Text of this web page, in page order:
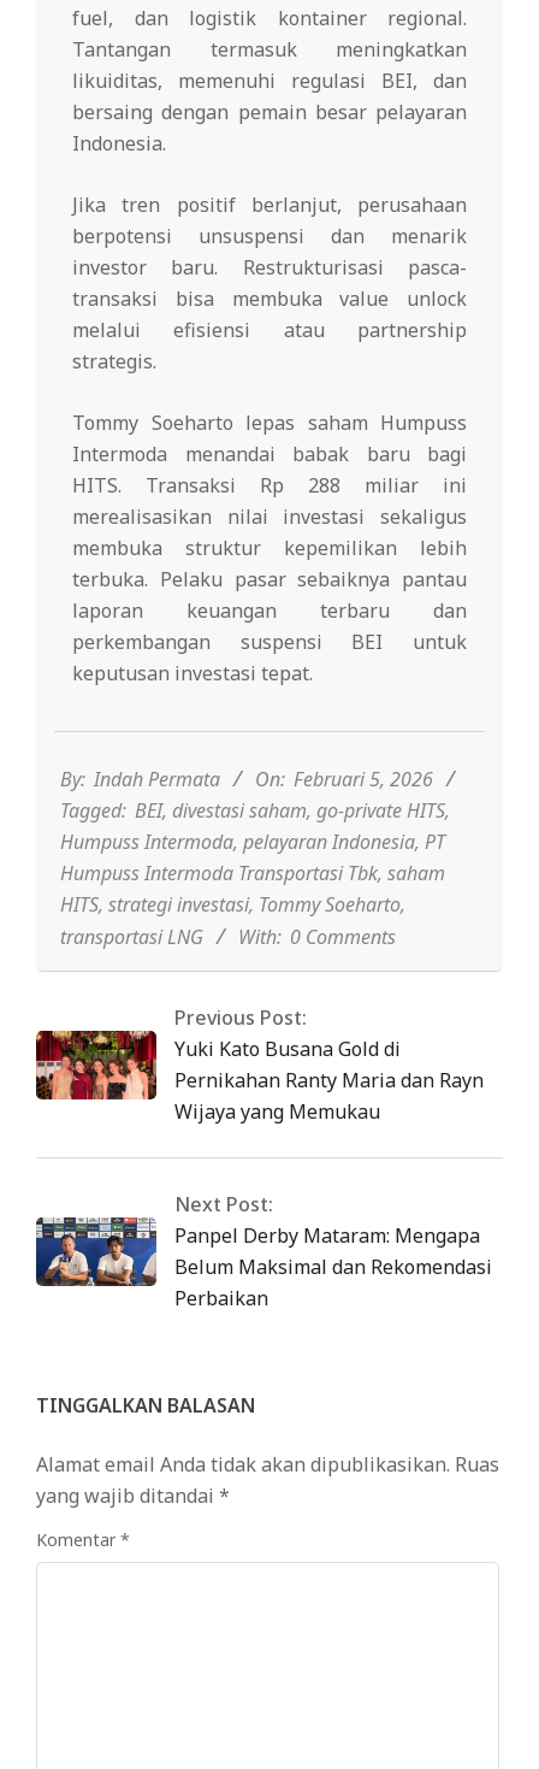
fuel, dan logistik kontainer regional.
Tantangan termasuk meningkatkan
likuiditas, memenuhi regulasi BEI, dan
bersaing dengan pemain besar pelayaran
Indonesia.
Jika tren positif berlanjut, perusahaan
berpotensi unsuspensi dan menarik
investor baru. Restrukturisasi pasca-
transaksi bisa membuka value unlock
melalui efisiensi atau partnership
strategis.
Tommy Soeharto lepas saham Humpuss
Intermoda menandai babak baru bagi
HITS. Transaksi Rp 288 miliar ini
merealisasikan nilai investasi sekaligus
membuka struktur kepemilikan lebih
terbuka. Pelaku pasar sebaiknya pantau
laporan keuangan terbaru dan
perkembangan suspensi BEI untuk
keputusan investasi tepat.
05
By: Indah Permata On: Februari 5, 2026
Tagged: BEI, divestasi saham, go-private HITS,
Humpuss Intermoda, pelayaran Indonesia, PT
Humpuss Intermoda Transportasi Tbk, saham
HITS, strategi investasi, Tommy Soeharto,
transportasi LNG
With: 0 Comments
Previous Post:
Yuki Kato Busana Gold di
Pernikahan Ranty Maria dan Rayn
Wijaya yang Memukau
Next Post:
Panpel Derby Mataram: Mengapa
Belum Maksimal dan Rekomendasi
Perbaikan
TINGGALKAN BALASAN
Alamat email Anda tidak akan dipublikasikan. Ruas
yang wajib ditandai *
Komentar *